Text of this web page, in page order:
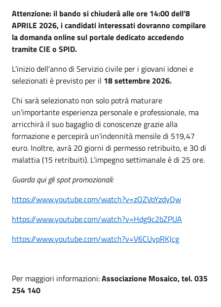
Attenzione: il bando si chiuderà alle ore 14:00 dell’8
APRILE 2026, i candidati interessati dovranno compilare
la domanda online sul portale dedicato accedendo
tramite CIE o SPID.
L'inizio dell'anno di Servizio civile per i giovani idonei e
selezionati è previsto per il 18 settembre 2026.
Chi sarà selezionato non solo potrà maturare
un’importante esperienza personale e professionale, ma
arricchirà il suo bagaglio di conoscenze grazie alla
formazione e percepirà un’indennità mensile di 519,47
euro. Inoltre, avrà 20 giorni di permesso retribuito, e 30 di
malattia (15 retribuiti). L’impegno settimanale è di 25 ore.
Guarda qui gli spot promozionali:
https://www.youtube.com/watch?v=zOZVoYzdyQw
https://www.youtube.com/watch?v=Hdg9c2bZPUA
https://www.youtube.com/watch?v=V6CUypRKJcg
Per maggiori informazioni:Associazione Mosaico, tel. 035
254 140